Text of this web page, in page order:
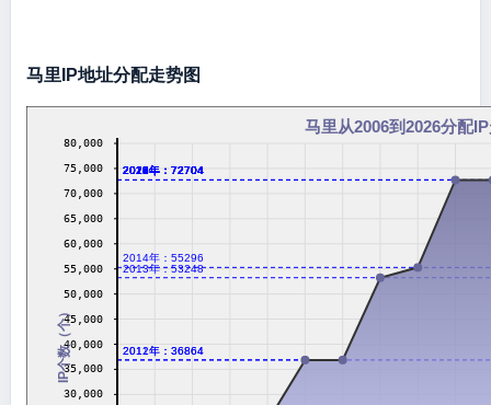
马里IP地址分配走势图
马里从2006到2026分配
2011年：36864
2012年：36864
2013年：53248
2014年：55296
2016年：72704
2017年：72704
2018年：72704
2019年：72704
2020年：72704
2021年：72704
2022年：72704
2023年：72704
2024年：72704
2026年：72704
30,000
35,000
40,000
45,000
50,000
55,000
60,000
65,000
70,000
75,000
80,000
IP个数（个）